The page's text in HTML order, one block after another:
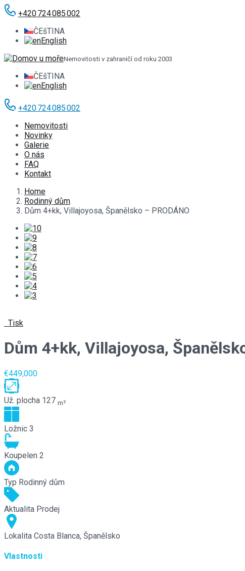
+420 724 085 002
ČEšTINA
English
Nemovitosti v zahraničí od roku 2003
ČEšTINA
English
+420 724 085 002
Nemovitosti
Novinky
Galerie
O nás
FAQ
Kontakt
Home
Rodinný dům
Dům 4+kk, Villajoyosa, Španělsko – PRODÁNO
Tisk
Dům 4+kk, Villajoyosa,
€449,000
Už. plocha 127 m²
Ložnic 3
Koupelen 2
Typ Rodinný dům
Aktualita Prodej
Lokalita Costa Blanca, Španělsko
Vlastnosti